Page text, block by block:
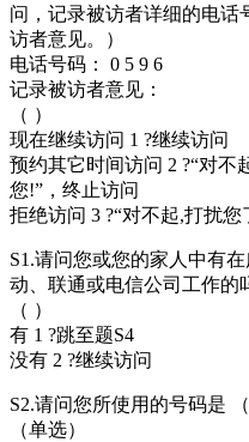
问，记录被访者详细的电话
访者意见。）
电话号码： 0 5 9 6
记录被访者意见：
（ ）
现在继续访问 1 ?继续访问
预约其它时间访问 2 ?“对不
您!”，终止访问
拒绝访问 3 ?“对不起,打扰您
S1.请问您或您的家人中有
动、联通或电信公司工作的
（ ）
有 1 ?跳至题S4
没有 2 ?继续访问
S2.请问您所使用的号码是
（单选）